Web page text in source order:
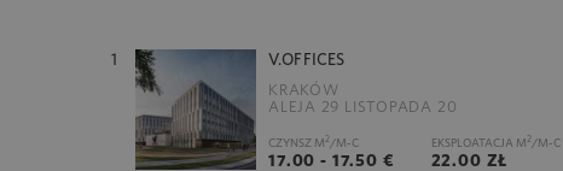
1 V.OFFICES
KRAKÓW
ALEJA 29 LISTOPADA 20
CZYNSZ M2/M-C
17.00 - 17.50 €
EKSPLOATACJA M2/M-C
22.00 ZŁ